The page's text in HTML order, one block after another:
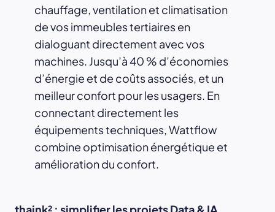
chauffage, ventilation et climatisation
de vos immeubles tertiaires en
dialoguant directement avec vos
machines. Jusqu’à 40 % d’économies
d’énergie et de coûts associés, et un
meilleur confort pour les usagers. En
connectant directement les
équipements techniques, Wattflow
combine optimisation énergétique et
amélioration du confort.
thaink² : simplifier les projets Data & IA